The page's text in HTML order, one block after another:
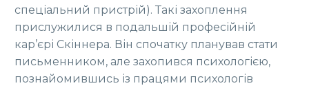
спеціальний пристрій). Такі захоплення
прислужилися в подальшій професійній
кар’єрі Скіннера. Він спочатку планував стати
письменником, але захопився психологією,
познайомившись із працями психологів